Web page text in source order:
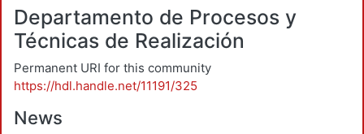
Departamento de Procesos y
Técnicas de Realización
Permanent URI for this community
https://hdl.handle.net/11191/325
News